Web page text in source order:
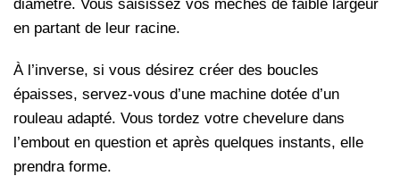
diamètre. Vous saisissez vos mèches de faible largeur
en partant de leur racine.
À l’inverse, si vous désirez créer des boucles
épaisses, servez-vous d’une machine dotée d’un
rouleau adapté. Vous tordez votre chevelure dans
l’embout en question et après quelques instants, elle
prendra forme.